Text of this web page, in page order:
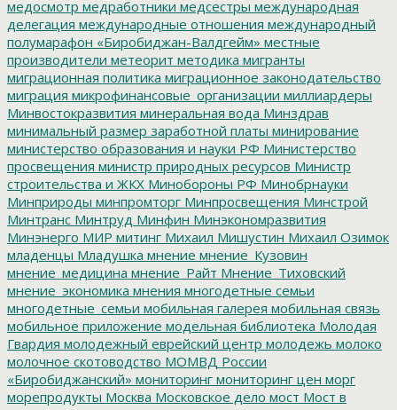
медосмотр медработники медсестры международная
делегация международные отношения международный
полумарафон «Биробиджан-Валдгейм» местные
производители метеорит методика мигранты
миграционная политика миграционное законодательство
миграция микрофинансовые_организации миллиардеры
Минвостокразвития минеральная вода Минздрав
минимальный размер заработной платы минирование
министерство образования и науки РФ Министерство
просвещения министр природных ресурсов Министр
строительства и ЖКХ Минобороны РФ Минобрнауки
Минприроды минпромторг Минпросвещения Минстрой
Минтранс Минтруд Минфин Минэкономразвития
Минэнерго МИР митинг Михаил Мишустин Михаил Озимок
младенцы Младушка мнение мнение_Кузовин
мнение_медицина мнение_Райт Мнение_Тиховский
мнение_экономика мнения многодетные семьи
многодетные_семьи мобильная галерея мобильная связь
мобильное приложение модельная библиотека Молодая
Гвардия молодежный еврейский центр молодежь молоко
молочное скотоводство МОМВД России
«Биробиджанский» мониторинг мониторинг цен морг
морепродукты Москва Московское дело мост Мост в